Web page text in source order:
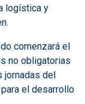
logística y
comenzará el
no obligatorias
jornadas del
el desarrollo